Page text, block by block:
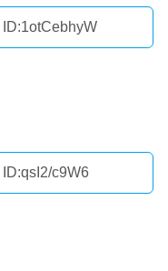
ID:1otCebhyW
ID:qsI2/c9W6